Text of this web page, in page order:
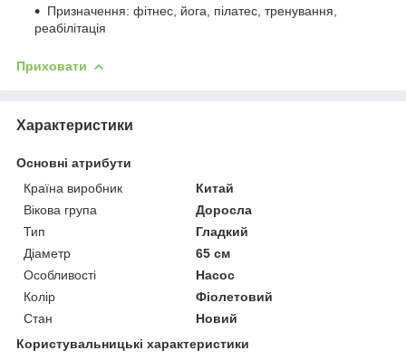
Призначення: фітнес, йога, пілатес, тренування,
реабілітація
Приховати
Характеристики
Основні атрибути
Країна виробник
Китай
Вікова група
Доросла
Тип
Гладкий
Діаметр
65 см
Особливості
Насос
Колір
Фіолетовий
Стан
Новий
Користувальницькі характеристики